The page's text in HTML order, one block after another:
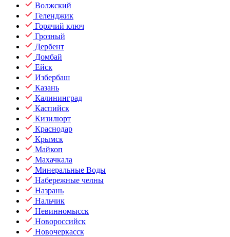
Волжский
Геленджик
Горячий ключ
Грозный
Дербент
Домбай
Ейск
Избербаш
Казань
Калининград
Каспийск
Кизилюрт
Краснодар
Крымск
Майкоп
Махачкала
Минеральные Воды
Набережные челны
Назрань
Нальчик
Невинномысск
Новороссийск
Новочеркасск